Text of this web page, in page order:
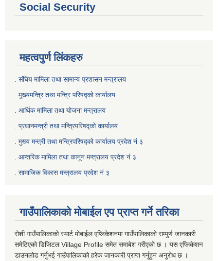
Social Security
महत्वपुर्ण लिंकहरु
. संघिय मामिला तथा सामान्य प्रशासन मन्त्रालय
. मुख्यमन्त्रि तथा मन्त्रि परिषद्को कार्यालय
. आर्थिक मामिला तथा योजना मन्त्रालय
. प्रधानमन्त्री तथा मन्त्रिपरिषद्को कार्यालय
मुख्य मन्त्री तथा मन्त्रिपरिषद्को कार्यालय प्रदेश नं ३
आन्तरिक मामिला तथा कानून मन्त्रालय प्रदेश नं ३
सामाजिक विकास मन्त्रालय प्रदेश नं ३
गाउँपालिकाको मोबाईल एप प्राप्त गर्ने तरिका
रोशी गाउँपालिकाको स्मार्ट मोबाईल एप्लिकेशनमा गाउँपालिकाको सम्पुर्ण जानकारी
समेटिएको डिजिटल Village Profile समेत समाबेश गरीएको छ । यस एप्लिकेशन
डाउनलोड गर्नुभई गाउँपालिकाको हरेक जानकारी प्राप्त गर्नुहुन अनुरोध छ ।